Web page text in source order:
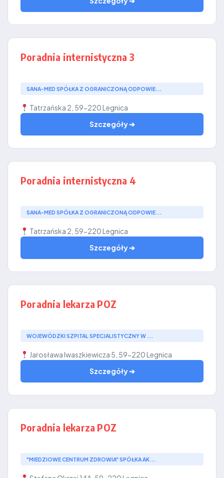
Poradnia internistyczna 3
SANA-MED SPÓŁKA Z OGRANICZONĄ ODPOWIE...
Tatrzańska 2, 59-220 Legnica
Szczegóły ➔
Poradnia internistyczna 4
SANA-MED SPÓŁKA Z OGRANICZONĄ ODPOWIE...
Tatrzańska 2, 59-220 Legnica
Szczegóły ➔
Poradnia lekarza POZ
WOJEWÓDZKI SZPITAL SPECJALISTYCZNY W ...
Jarosława Iwaszkiewicza 5, 59-220 Legnica
Szczegóły ➔
Poradnia lekarza POZ
"MIEDZIOWE CENTRUM ZDROWIA" SPÓŁKA AK...